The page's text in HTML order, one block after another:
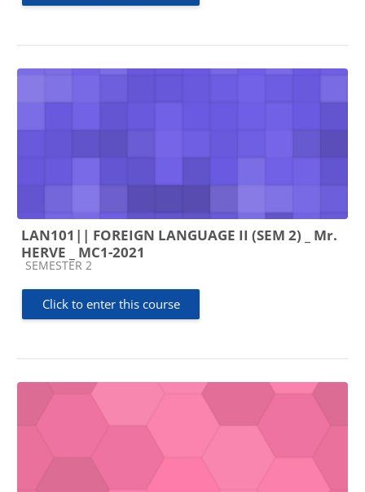
LAN101|| FOREIGN LANGUAGE II (SEM 2) _ Mr.
HERVE _ MC1-2021
Course category
SEMESTER 2
Click to enter this course